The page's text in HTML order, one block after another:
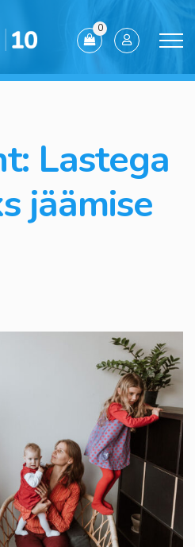
0
Lastega
jäämise